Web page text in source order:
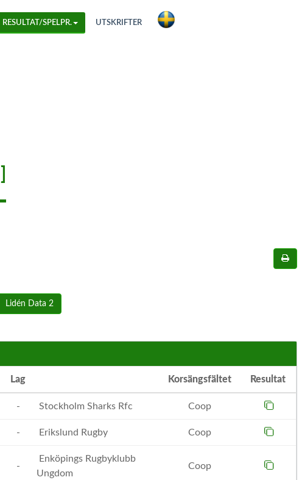
RESULTAT/SPELPR. UTSKRIFTER
Lidén Data 2
Lag Korsängsfältet Resultat
- Stockholm Sharks Rfc Coop
- Erikslund Rugby Coop
-
Enköpings Rugbyklubb
Ungdom
Coop